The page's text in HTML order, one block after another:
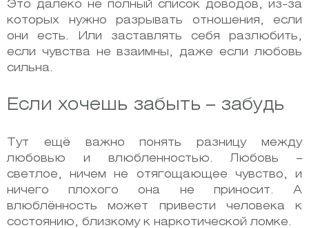
Это далеко не полный список доводов, из-за
которых нужно разрывать отношения, если
они есть. Или заставлять себя разлюбить,
если чувства не взаимны, даже если любовь
сильна.
Если хочешь забыть – забудь
Тут ещё важно понять разницу между
любовью и влюбленностью. Любовь –
светлое, ничем не отягощающее чувство, и
ничего плохого она не приносит. А
влюблённость может привести человека к
состоянию, близкому к наркотической ломке.